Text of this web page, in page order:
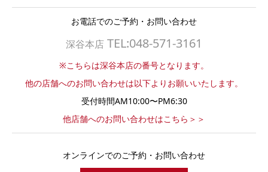
お電話でのご予約・お問い合わせ
深谷本店 TEL:048-571-3161
※こちらは深谷本店の番号となります。
他の店舗へのお問い合わせは以下よりお願いいたします。
受付時間AM10:00〜PM6:30
他店舗へのお問い合わせはこちら＞＞
オンラインでのご予約・お問い合わせ